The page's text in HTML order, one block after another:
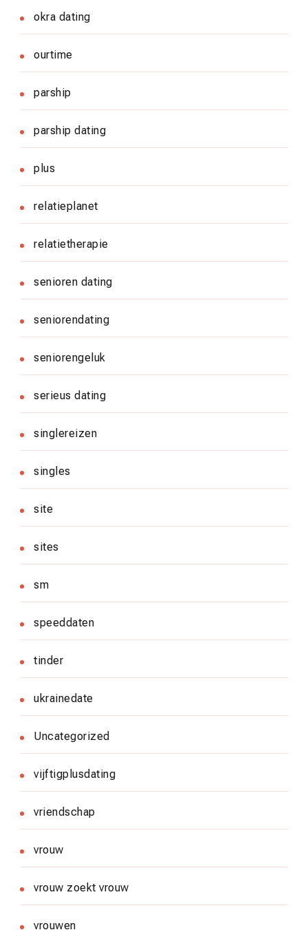
okra dating
ourtime
parship
parship dating
plus
relatieplanet
relatietherapie
senioren dating
seniorendating
seniorengeluk
serieus dating
singlereizen
singles
site
sites
sm
speeddaten
tinder
ukrainedate
Uncategorized
vijftigplusdating
vriendschap
vrouw
vrouw zoekt vrouw
vrouwen